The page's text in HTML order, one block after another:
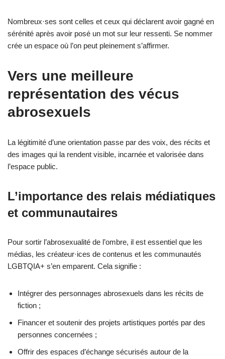
Nombreux·ses sont celles et ceux qui déclarent avoir gagné en
sérénité après avoir posé un mot sur leur ressenti. Se nommer
crée un espace où l’on peut pleinement s’affirmer.
Vers une meilleure
représentation des vécus
abrosexuels
La légitimité d’une orientation passe par des voix, des récits et
des images qui la rendent visible, incarnée et valorisée dans
l’espace public.
L’importance des relais médiatiques
et communautaires
Pour sortir l’abrosexualité de l’ombre, il est essentiel que les
médias, les créateur·ices de contenus et les communautés
LGBTQIA+ s’en emparent. Cela signifie :
Intégrer des personnages abrosexuels dans les récits de
fiction ;
Financer et soutenir des projets artistiques portés par des
personnes concernées ;
Offrir des espaces d’échange sécurisés autour de la